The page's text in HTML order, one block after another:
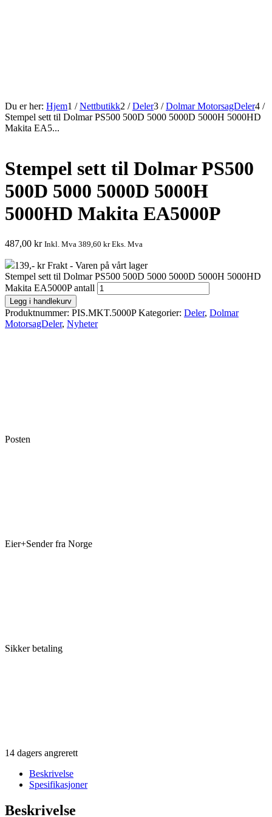
Du er her: Hjem1 / Nettbutikk2 / Deler3 / Dolmar MotorsagDeler4 /
Stempel sett til Dolmar PS500 500D 5000 5000D 5000H 5000HD
Makita EA5...
Stempel sett til Dolmar PS500
500D 5000 5000D 5000H
5000HD Makita EA5000P
487,00 kr Inkl. Mva 389,60 krEks. Mva
139,- kr Frakt - Varen på vårt lager
Stempel sett til Dolmar PS500 500D 5000 5000D 5000H 5000HD
Makita EA5000P antall
Legg i handlekurv
Produktnummer: PIS.MKT.5000P Kategorier: Deler, Dolmar
MotorsagDeler, Nyheter
Posten
Eier+Sender fra Norge
Sikker betaling
14 dagers angrerett
Beskrivelse
Spesifikasjoner
Beskrivelse